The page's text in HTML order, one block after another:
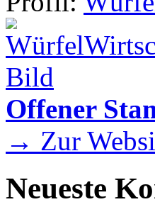
Offener
→ Zur
Neueste